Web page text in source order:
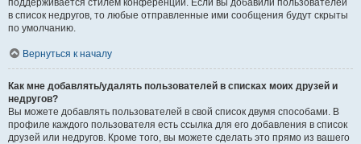
поддерживается стилем конференции. Если вы добавили пользователей
в список недругов, то любые отправленные ими сообщения будут скрыты
по умолчанию.
Вернуться к началу
Как мне добавлять/удалять пользователей в списках моих друзей и
недругов?
Вы можете добавлять пользователей в свой список двумя способами. В
профиле каждого пользователя есть ссылка для его добавления в список
друзей или недругов. Кроме того, вы можете сделать это прямо из вашего